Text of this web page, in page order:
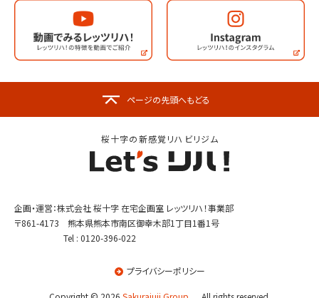
ページの先頭へもどる
桜十字の新感覚リハビリジム
企画・運営：株式会社 桜十字 在宅企画室 レッツリハ！事業部
〒861-4173 熊本県熊本市南区御幸木部1丁目1番1号
Tel : 0120-396-022
プライバシーポリシー